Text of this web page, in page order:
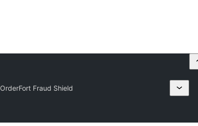
OrderFort Fraud Shield